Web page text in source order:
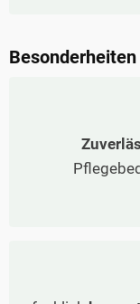
Besonderheiten